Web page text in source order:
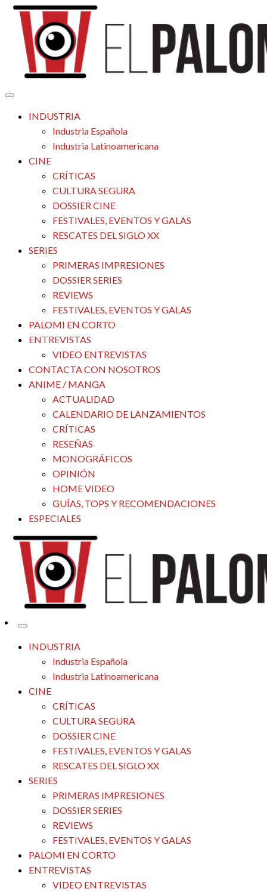
Saltar
contenido
El Palomitrón
Tu espacio de la industria de cine española y latinoamericana
INDUSTRIA
Industria Española
Industria Latinoamericana
CINE
CRÍTICAS
CULTURA SEGURA
DOSSIER CINE
FESTIVALES, EVENTOS Y GALAS
RESCATES DEL SIGLO XX
SERIES
PRIMERAS IMPRESIONES
DOSSIER SERIES
REVIEWS
FESTIVALES, EVENTOS Y GALAS
PALOMI EN CORTO
ENTREVISTAS
VIDEO ENTREVISTAS
CONTACTA CON NOSOTROS
ANIME / MANGA
ACTUALIDAD
CALENDARIO DE LANZAMIENTOS
CRÍTICAS
RESEÑAS
MONOGRÁFICOS
OPINIÓN
HOME VIDEO
GUÍAS, TOPS Y RECOMENDACIONES
ESPECIALES
El Palomitrón
Tu espacio de la industria de cine española y latinoamericana
INDUSTRIA
Industria Española
Industria Latinoamericana
CINE
CRÍTICAS
CULTURA SEGURA
DOSSIER CINE
FESTIVALES, EVENTOS Y GALAS
RESCATES DEL SIGLO XX
SERIES
PRIMERAS IMPRESIONES
DOSSIER SERIES
REVIEWS
FESTIVALES, EVENTOS Y GALAS
PALOMI EN CORTO
ENTREVISTAS
VIDEO ENTREVISTAS